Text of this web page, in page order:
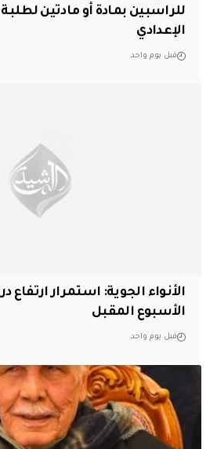
للراسبين بمادة أو مادتين
الإعدادي
قبل يوم واحد
الأنواء الجوية: استمرار ارتفاع
الأسبوع المقبل
قبل يوم واحد